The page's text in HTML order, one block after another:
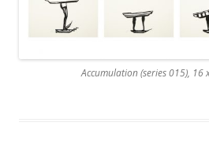
Accumulation (series 015), 16